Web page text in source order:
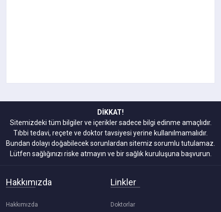
DİKKAT!
Sitemizdeki tüm bilgiler ve içerikler sadece bilgi edinme amaçlıdır.
Tıbbi tedavi, reçete ve doktor tavsiyesi yerine kullanılmamalıdır.
Bundan dolayı doğabilecek sorunlardan sitemiz sorumlu tutulamaz.
Lütfen sağlığınızı riske atmayın ve bir sağlık kuruluşuna başvurun.
Hakkımızda
Hakkımızda
Linkler
Doktorlar